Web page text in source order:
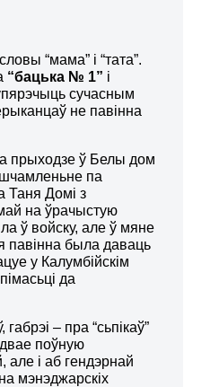
“мама” і “тата”.
“бацька № 1” і
сучасным
не павінна
прыходзе ў Белы дом
па
Таня Домі з
на ўрачыстую
ў войску, але ў мяне
павінна была даваць
у Калумбійскім
да
– пра “сьпікаў”
поўную
і аб гендэрнай
мэнэджарскіх